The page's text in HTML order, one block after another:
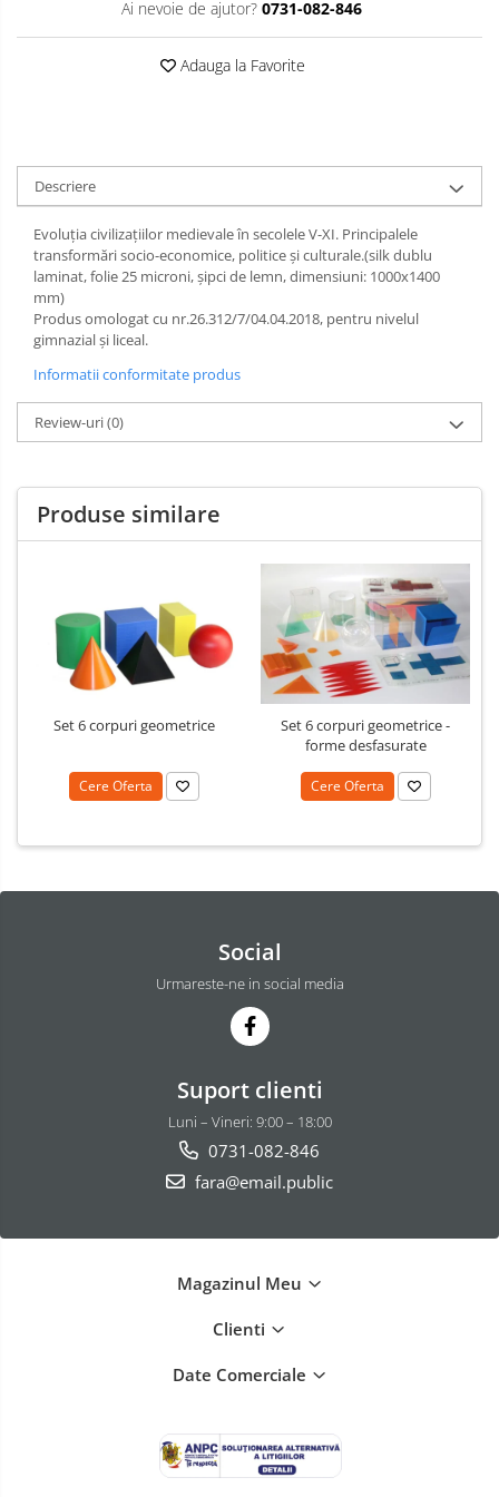
Flipchart-uri si Rezerve
Ai nevoie de ajutor? 0731-082-846
Adauga la Favorite
Descriere
Evoluţia civilizaţiilor medievale în secolele V-XI. Principalele
transformări socio-economice, politice şi culturale.(silk dublu
laminat, folie 25 microni, şipci de lemn, dimensiuni: 1000x1400
mm)
Produs omologat cu nr.26.312/7/04.04.2018, pentru nivelul
gimnazial și liceal.
Informatii conformitate produs
Review-uri(0)
Produse similare
Set 6 corpuri geometrice
Cere Oferta
Set 6 corpuri geometrice -
forme desfasurate
Cere Oferta
Social
Urmareste-ne in social media
Suport clienti
Luni – Vineri: 9:00 – 18:00
0731-082-846
fara@email.public
Magazinul Meu
Clienti
Date Comerciale